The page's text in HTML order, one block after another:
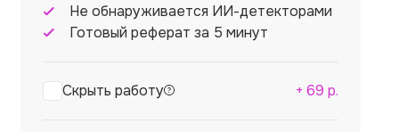
Не обнаруживается ИИ-детекторами
Готовый реферат за 5 минут
Скрыть работу + 69 р.